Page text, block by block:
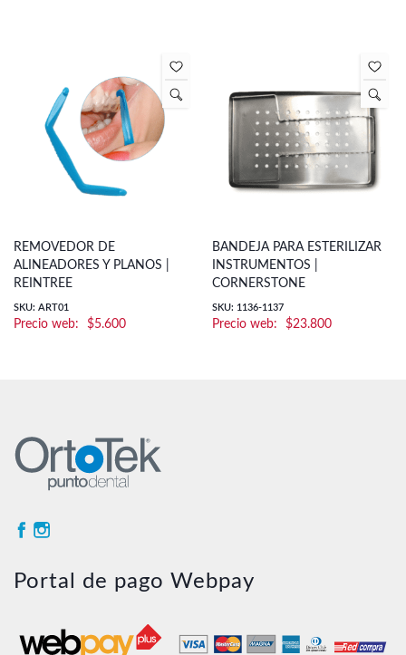
REMOVEDOR DE
ALINEADORES Y PLANOS |
REINTREE
SKU: ART01
$5.600
BANDEJA PARA ESTERILIZAR
INSTRUMENTOS |
CORNERSTONE
SKU: 1136-1137
$23.800
Portal de pago Webpay